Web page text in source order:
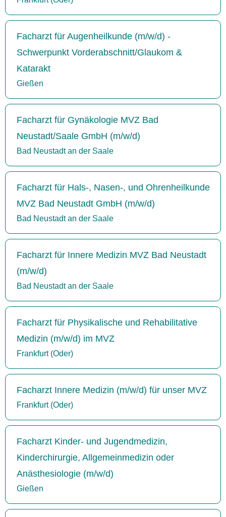
Facharzt für Augenheilkunde (m/w/d) -
Schwerpunkt Vorderabschnitt/Glaukom &
Katarakt
Gießen
Facharzt für Gynäkologie MVZ Bad
Neustadt/Saale GmbH (m/w/d)
Bad Neustadt an der Saale
Facharzt für Hals-, Nasen-, und Ohrenheilkunde
MVZ Bad Neustadt GmbH (m/w/d)
Bad Neustadt an der Saale
Facharzt für Innere Medizin MVZ Bad Neustadt
(m/w/d)
Bad Neustadt an der Saale
Facharzt für Physikalische und Rehabilitative
Medizin (m/w/d) im MVZ
Frankfurt (Oder)
Facharzt Innere Medizin (m/w/d) für unser MVZ
Frankfurt (Oder)
Facharzt Kinder- und Jugendmedizin,
Kinderchirurgie, Allgemeinmedizin oder
Anästhesiologie (m/w/d)
Gießen